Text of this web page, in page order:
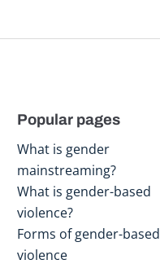
Popular pages
What is gender
mainstreaming?
What is gender-based
violence?
Forms of gender-based
violence